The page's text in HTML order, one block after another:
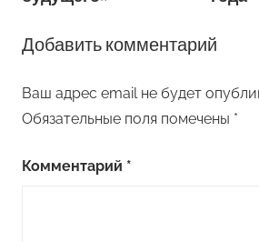
Добавить комментарий
Ваш адрес email не будет
Обязательные поля помечены *
Комментарий *